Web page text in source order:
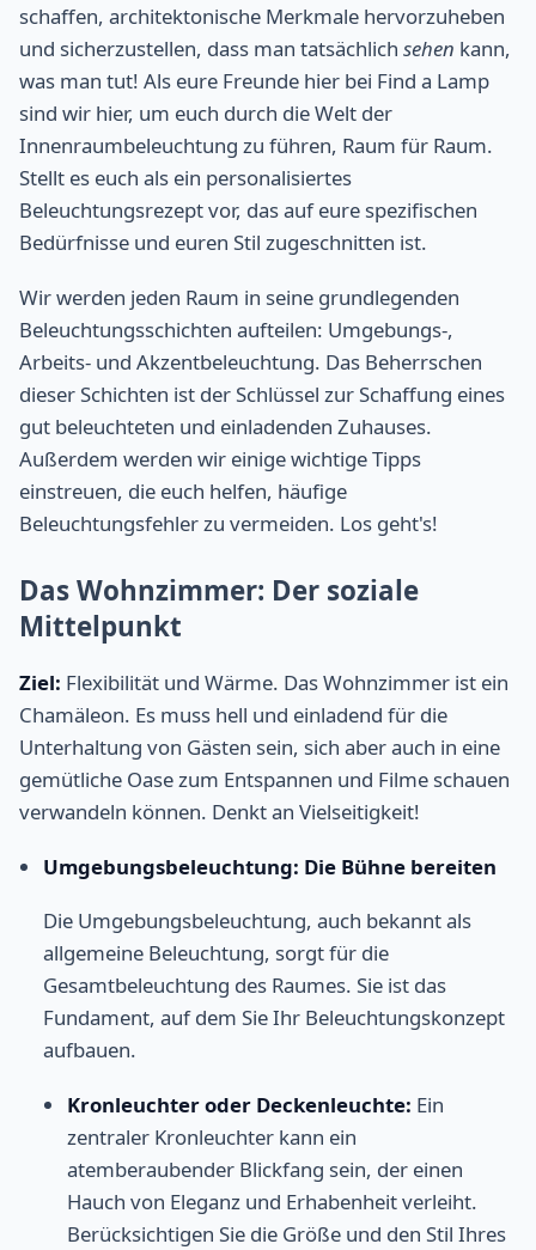
schaffen, architektonische Merkmale hervorzuheben
und sicherzustellen, dass man tatsächlich sehen kann,
was man tut! Als eure Freunde hier bei Find a Lamp
sind wir hier, um euch durch die Welt der
Innenraumbeleuchtung zu führen, Raum für Raum.
Stellt es euch als ein personalisiertes
Beleuchtungsrezept vor, das auf eure spezifischen
Bedürfnisse und euren Stil zugeschnitten ist.
Wir werden jeden Raum in seine grundlegenden
Beleuchtungsschichten aufteilen: Umgebungs-,
Arbeits- und Akzentbeleuchtung. Das Beherrschen
dieser Schichten ist der Schlüssel zur Schaffung eines
gut beleuchteten und einladenden Zuhauses.
Außerdem werden wir einige wichtige Tipps
einstreuen, die euch helfen, häufige
Beleuchtungsfehler zu vermeiden. Los geht's!
Das Wohnzimmer: Der soziale
Mittelpunkt
Ziel: Flexibilität und Wärme. Das Wohnzimmer ist ein
Chamäleon. Es muss hell und einladend für die
Unterhaltung von Gästen sein, sich aber auch in eine
gemütliche Oase zum Entspannen und Filme schauen
verwandeln können. Denkt an Vielseitigkeit!
Umgebungsbeleuchtung: Die Bühne bereiten
Die Umgebungsbeleuchtung, auch bekannt als
allgemeine Beleuchtung, sorgt für die
Gesamtbeleuchtung des Raumes. Sie ist das
Fundament, auf dem Sie Ihr Beleuchtungskonzept
aufbauen.
Kronleuchter oder Deckenleuchte: Ein
zentraler Kronleuchter kann ein
atemberaubender Blickfang sein, der einen
Hauch von Eleganz und Erhabenheit verleiht.
Berücksichtigen Sie die Größe und den Stil Ihres